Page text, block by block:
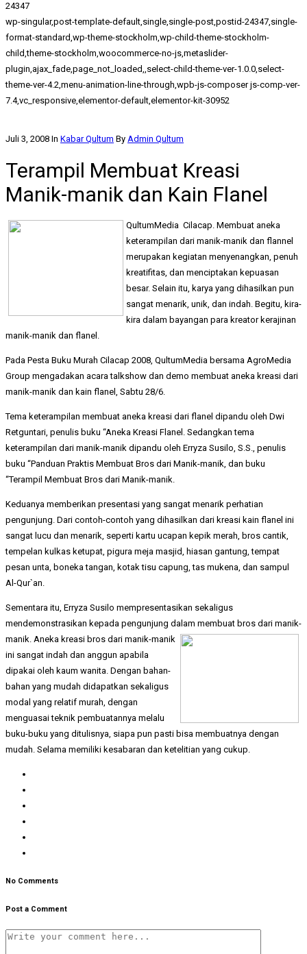
24347
wp-singular,post-template-default,single,single-post,postid-24347,single-
format-standard,wp-theme-stockholm,wp-child-theme-stockholm-
child,theme-stockholm,woocommerce-no-js,metaslider-
plugin,ajax_fade,page_not_loaded,,select-child-theme-ver-1.0.0,select-
theme-ver-4.2,menu-animation-line-through,wpb-js-composer js-comp-ver-
7.4,vc_responsive,elementor-default,elementor-kit-30952
Juli 3, 2008 In Kabar Qultum By Admin Qultum
Terampil Membuat Kreasi
Manik-manik dan Kain Flanel
QultumMedia  Cilacap. Membuat aneka
keterampilan dari manik-manik dan flannel
merupakan kegiatan menyenangkan, penuh
kreatifitas, dan menciptakan kepuasan
besar. Selain itu, karya yang dihasilkan pun
sangat menarik, unik, dan indah. Begitu, kira-
kira dalam bayangan para kreator kerajinan
manik-manik dan flanel.
Pada Pesta Buku Murah Cilacap 2008, QultumMedia bersama AgroMedia
Group mengadakan acara talkshow dan demo membuat aneka kreasi dari
manik-manik dan kain flanel, Sabtu 28/6.
Tema keterampilan membuat aneka kreasi dari flanel dipandu oleh Dwi
Retguntari, penulis buku “Aneka Kreasi Flanel. Sedangkan tema
keterampilan dari manik-manik dipandu oleh Erryza Susilo, S.S., penulis
buku “Panduan Praktis Membuat Bros dari Manik-manik, dan buku
“Terampil Membuat Bros dari Manik-manik.
Keduanya memberikan presentasi yang sangat menarik perhatian
pengunjung. Dari contoh-contoh yang dihasilkan dari kreasi kain flanel ini
sangat lucu dan menarik, seperti kartu ucapan kepik merah, bros cantik,
tempelan kulkas ketupat, pigura meja masjid, hiasan gantung, tempat
pesan unta, boneka tangan, kotak tisu capung, tas mukena, dan sampul
Al-Qur`an.
Sementara itu, Erryza Susilo mempresentasikan sekaligus
mendemonstrasikan kepada pengunjung dalam membuat bros dari manik-
manik. Aneka kreasi bros dari manik-manik
ini sangat indah dan anggun apabila
dipakai oleh kaum wanita. Dengan bahan-
bahan yang mudah didapatkan sekaligus
modal yang relatif murah, dengan
menguasai teknik pembuatannya melalu
buku-buku yang ditulisnya, siapa pun pasti bisa membuatnya dengan
mudah. Selama memiliki kesabaran dan ketelitian yang cukup.
No Comments
Post a Comment